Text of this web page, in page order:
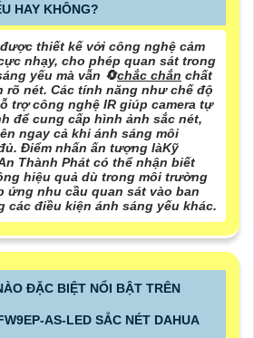
HAY KHÔNG?
được thiết kế với công nghệ cảm
nhạy, cho phép quan sát trong
yếu mà vẫn 🔄chắc chắn chất
rõ nét. Các tính năng như chế độ
trợ công nghệ IR giúp camera tự
để cung cấp hình ảnh sắc nét,
ngay cả khi ánh sáng môi
Điểm nhấn ấn tượng làKỹ
Thành Phát có thể nhận biết
hiệu quả dù trong môi trường
ứng nhu cầu quan sát vào ban
các điều kiện ánh sáng yếu khác.
ĐẶC BIỆT NỔI BẬT TRÊN
AS-LED SẮC NÉT DAHUA